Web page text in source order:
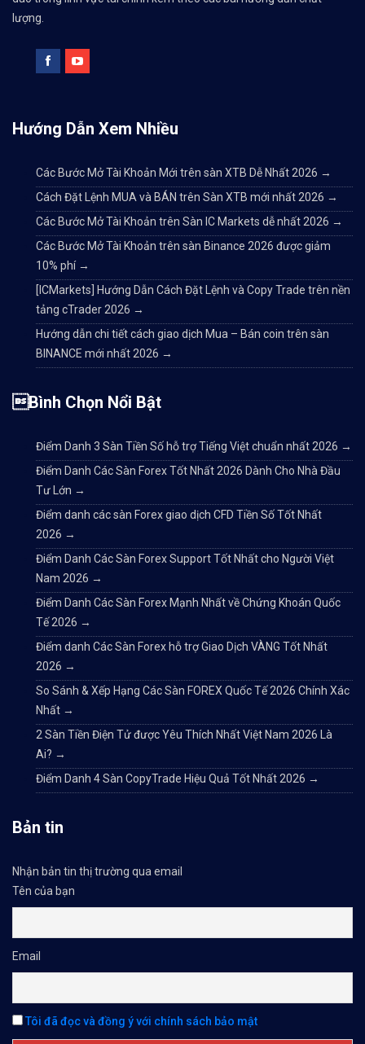
lượng.
Hướng Dẫn Xem Nhiều
Các Bước Mở Tài Khoản Mới trên sàn XTB Dễ Nhất 2026 →
Cách Đặt Lệnh MUA và BÁN trên Sàn XTB mới nhất 2026 →
Các Bước Mở Tài Khoản trên Sàn IC Markets dễ nhất 2026 →
Các Bước Mở Tài Khoản trên sàn Binance 2026 được giảm
10% phí →
[ICMarkets] Hướng Dẫn Cách Đặt Lệnh và Copy Trade trên nền
tảng cTrader 2026 →
Hướng dẫn chi tiết cách giao dịch Mua – Bán coin trên sàn
BINANCE mới nhất 2026 →
Bình Chọn Nổi Bật
Điểm Danh 3 Sàn Tiền Số hỗ trợ Tiếng Việt chuẩn nhất 2026 →
Điểm Danh Các Sàn Forex Tốt Nhất 2026 Dành Cho Nhà Đầu
Tư Lớn →
Điểm danh các sàn Forex giao dịch CFD Tiền Số Tốt Nhất
2026 →
Điểm Danh Các Sàn Forex Support Tốt Nhất cho Người Việt
Nam 2026 →
Điểm Danh Các Sàn Forex Mạnh Nhất về Chứng Khoán Quốc
Tế 2026 →
Điểm danh Các Sàn Forex hỗ trợ Giao Dịch VÀNG Tốt Nhất
2026 →
So Sánh & Xếp Hạng Các Sàn FOREX Quốc Tế 2026 Chính Xác
Nhất →
2 Sàn Tiền Điện Tử được Yêu Thích Nhất Việt Nam 2026 Là
Ai? →
Điểm Danh 4 Sàn CopyTrade Hiệu Quả Tốt Nhất 2026 →
Bản tin
Nhận bản tin thị trường qua email
Tên của bạn
Email
Tôi đã đọc và đồng ý với chính sách bảo mật